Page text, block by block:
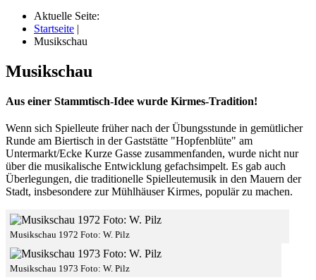
Aktuelle Seite:
Startseite |
Musikschau
Musikschau
Aus einer Stammtisch-Idee wurde Kirmes-Tradition!
Wenn sich Spielleute früher nach der Übungsstunde in gemütlicher
Runde am Biertisch in der Gaststätte "Hopfenblüte" am
Untermarkt/Ecke Kurze Gasse zusammenfanden, wurde nicht nur
über die musikalische Entwicklung gefachsimpelt. Es gab auch
Überlegungen, die traditionelle Spielleutemusik in den Mauern der
Stadt, insbesondere zur Mühlhäuser Kirmes, populär zu machen.
Musikschau 1972 Foto: W. Pilz
Musikschau 1973 Foto: W. Pilz